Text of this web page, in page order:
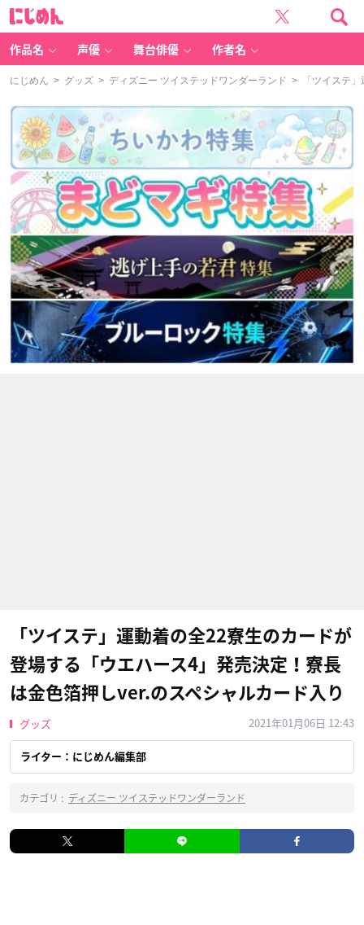
作品名 声優 舞台俳優 作者名
にじめん > グッズ > ディズニー ツイステッドワンダーランド > 「ツイステ」
「ツイステ」運動着の全22寮生のカードが
登場する「ウエハース4」発売決定！寮長
は金色箔押しver.のスペシャルカード入り
グッズ 2021年01月06日 12:43
ライター：にじめん編集部
カテゴリ : ディズニー ツイステッドワンダーランド